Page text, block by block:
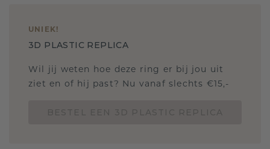
UNIEK!
3D PLASTIC REPLICA
Wil jij weten hoe deze ring er bij jou uit
ziet en of hij past? Nu vanaf slechts €15,-